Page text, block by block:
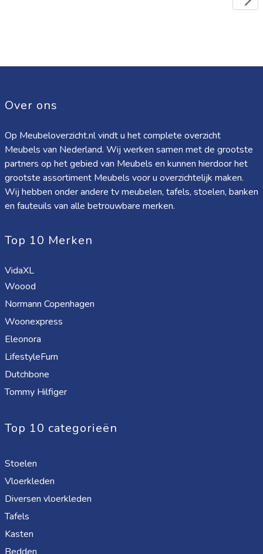
Over ons
Op Meubeloverzicht.nl vindt u het complete overzicht
Meubels van Nederland. Wij werken samen met de grootste
partners op het gebied van Meubels en kunnen hierdoor het
grootste assortiment Meubels voor u overzichtelijk maken.
Wij hebben onder andere tv meubelen, tafels, stoelen, banken
en fauteuils van alle betrouwbare merken.
Top 10 Merken
VidaXL
Woood
Normann Copenhagen
Woonexpress
Eleonora
LifestyleFurn
Dutchbone
Tommy Hilfiger
Top 10 categorieën
Stoelen
Vloerkleden
Diversen vloerkleden
Tafels
Kasten